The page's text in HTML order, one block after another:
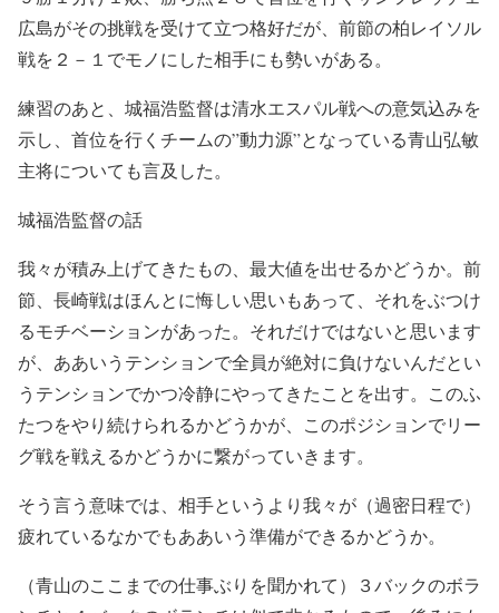
広島がその挑戦を受けて立つ格好だが、前節の柏レイソル
戦を２－１でモノにした相手にも勢いがある。
練習のあと、城福浩監督は清水エスパル戦への意気込みを
示し、首位を行くチームの”動力源”となっている青山弘敏
主将についても言及した。
城福浩監督の話
我々が積み上げてきたもの、最大値を出せるかどうか。前
節、長崎戦はほんとに悔しい思いもあって、それをぶつけ
るモチベーションがあった。それだけではないと思います
が、ああいうテンションで全員が絶対に負けないんだとい
うテンションでかつ冷静にやってきたことを出す。このふ
たつをやり続けられるかどうかが、このポジションでリー
グ戦を戦えるかどうかに繋がっていきます。
そう言う意味では、相手というより我々が（過密日程で）
疲れているなかでもああいう準備ができるかどうか。
（青山のここまでの仕事ぶりを聞かれて）３バックのボラ